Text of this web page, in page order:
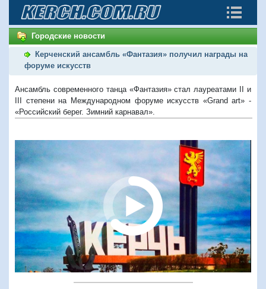
Городские новости
Керченский ансамбль «Фантазия» получил награды на
форуме искусств
Ансамбль современного танца «Фантазия» стал лауреатами II и
III степени на Международном форуме искусств «Grand art» -
«Российский берег. Зимний карнавал».